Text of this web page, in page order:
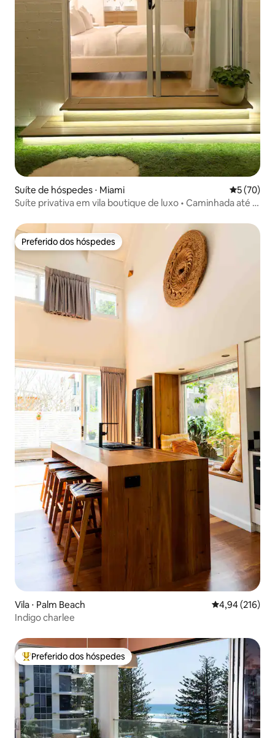
Suíte de hóspedes ⋅ Miami 5 de uma
5 (70)
Suíte privativa em vila boutique de luxo • Caminhada até a
Preferido dos hóspedes
Preferido dos hóspedes
Vila ⋅ Palm Beach 4,94 de uma
4,94 (216)
Indigo charlee
Entre os melhores preferidos dos hóspedes
Preferido dos hóspedes